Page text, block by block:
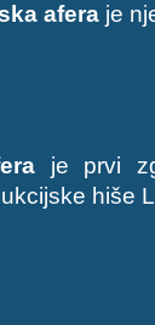
afera je
je prvi
hiše